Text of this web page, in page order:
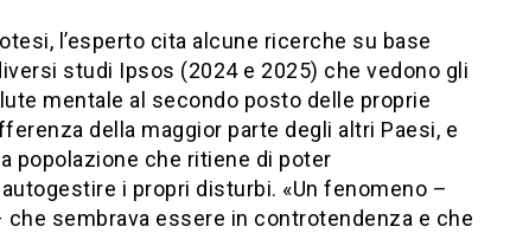
l’esperto cita alcune ricerche su base
studi Ipsos (2024 e 2025) che vedono gli
mentale al secondo posto delle proprie
della maggior parte degli altri Paesi, e
popolazione che ritiene di poter
i propri disturbi. «Un fenomeno –
che sembrava essere in controtendenza e che